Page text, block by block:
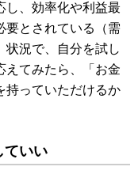
し、効率化や利益最
要とされている（需
状況で、自分を試し
えてみたら、「お金
持っていただけるか
ていい